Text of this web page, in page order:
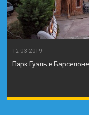
12-03-2019
Парк Гуэль в Барселоне